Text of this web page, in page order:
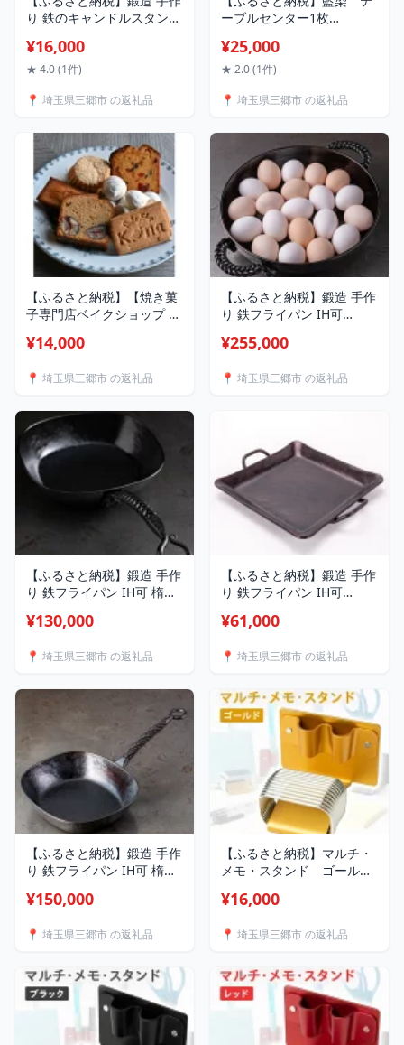
り 鉄のキャンドルスタンド
ク立て【1389859】
¥16,000
★ 4.0 (1件)
📍 埼玉県三郷市 の返礼品
ーブルセンター1枚
¥25,000
★ 2.0 (1件)
📍 埼玉県三郷市 の返礼品
【ふるさと納税】【焼き菓
子専門店ベイクショップ コ
せ(6種類)【配送不可地域：
¥14,000
📍 埼玉県三郷市 の返礼品
【ふるさと納税】鍛造 手作
り 鉄フライパン IH可
板【1389858】
¥255,000
📍 埼玉県三郷市 の返礼品
【ふるさと納税】鍛造 手作
り 鉄フライパン IH可 楕円
【1389857】
¥130,000
📍 埼玉県三郷市 の返礼品
【ふるさと納税】鍛造 手作
り 鉄フライパン IH可
板【1389856】
¥61,000
📍 埼玉県三郷市 の返礼品
【ふるさと納税】鍛造 手作
り 鉄フライパン IH可 楕円
【1389518】
¥150,000
📍 埼玉県三郷市 の返礼品
【ふるさと納税】マルチ・
メモ・スタンド ゴールド_
ド カードスタンド ペン立
文房具 文具 事務用品 雑貨
ト ギフト プレゼント 埼玉
県 三郷市 送料無料
【1638601】
¥16,000
📍 埼玉県三郷市 の返礼品